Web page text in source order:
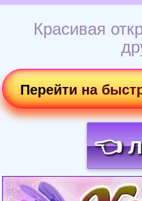
Красивая
Перейти на
👈